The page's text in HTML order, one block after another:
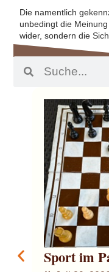
Die namentlich
unbedingt die
wider, sondern die
Sport im